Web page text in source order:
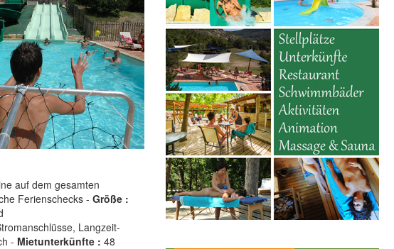
auf dem gesamten
Ferienschecks - Größe :
Langzeit-
- Mietunterkünfte : 48